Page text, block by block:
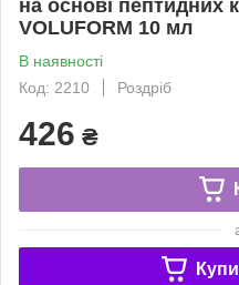
на основі пептидних
VOLUFORM 10 мл
В наявності
Код: 2210
Роздріб
426 ₴